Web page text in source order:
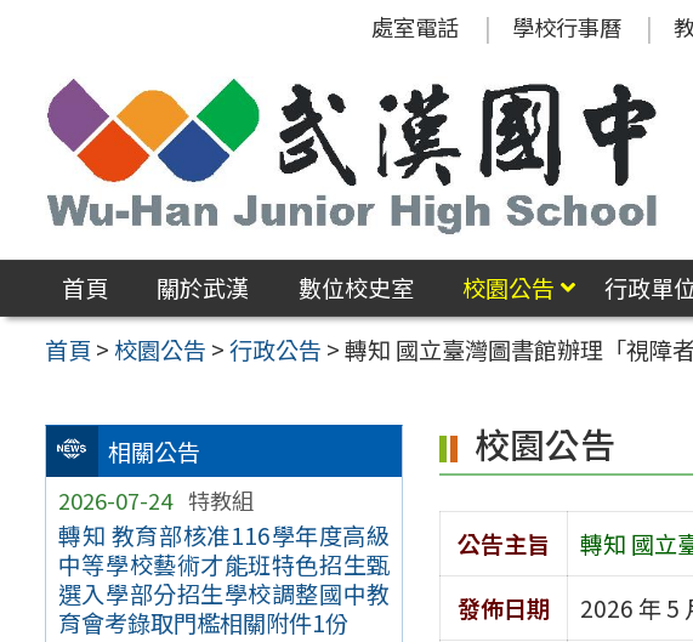
區
處室電話 學校行事曆
首頁 關於武漢 數位校史室 校園公告 行政單
首頁 >校園公告 >行政公告 >轉知 國立臺灣圖書館辦理「視障
相關公告
2026-07-24 特教組
轉知 教育部核准116學年度高級
中等學校藝術才能班特色招生甄
選入學部分招生學校調整國中教
育會考錄取門檻相關附件1份
校園公告
公告主旨
轉知 國立
發佈日期
2026 年 5